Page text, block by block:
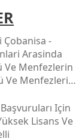
-
Arasinda
Ve Menfezleri̇n
Ve Menfezleri̇n
Için
Lisans Ve